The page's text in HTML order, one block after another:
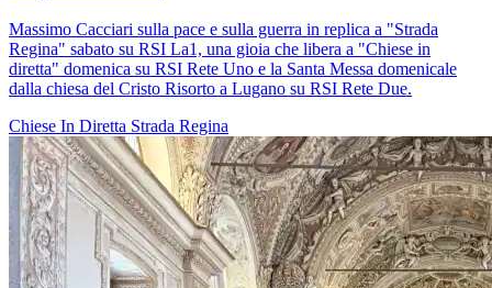
Massimo Cacciari sulla pace e sulla guerra in replica a "Strada
Regina" sabato su RSI La1, una gioia che libera a "Chiese in
diretta" domenica su RSI Rete Uno e la Santa Messa domenicale
dalla chiesa del Cristo Risorto a Lugano su RSI Rete Due.
Chiese In Diretta Strada Regina